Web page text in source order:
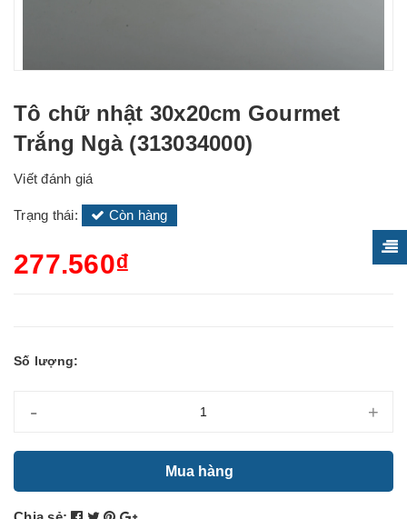
Tô chữ nhật 30x20cm Gourmet
Trắng Ngà (313034000)
Viết đánh giá
Trạng thái: Còn hàng
277.560₫
Số lượng:
- +
Mua hàng